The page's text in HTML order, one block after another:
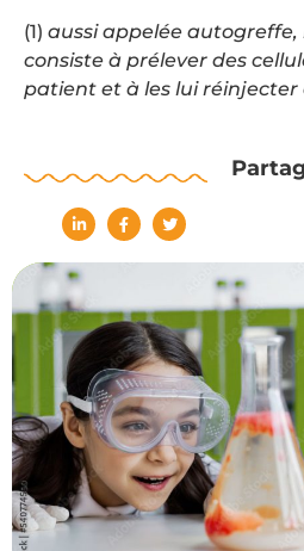
(1) aussi appelée
consiste à prélever des
patient et à les lui réinjecter